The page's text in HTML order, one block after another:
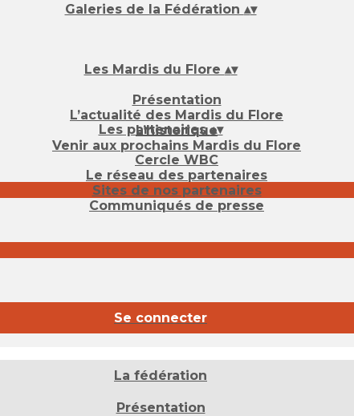
Galeries de la Fédération ▴▾
Les Mardis du Flore ▴▾
Présentation
L’actualité des Mardis du Flore
L’historique
Venir aux prochains Mardis du Flore
Les partenaires▴▾
Cercle WBC
Le réseau des partenaires
Sites de nos partenaires
Communiqués de presse
Se connecter
La fédération
Présentation